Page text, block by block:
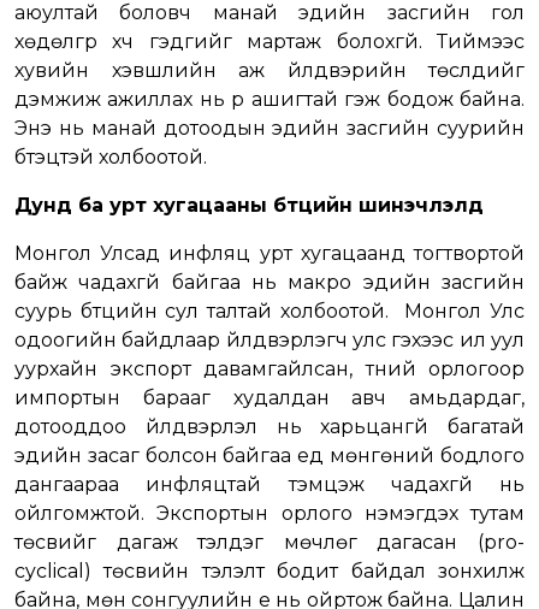
аюултай боловч манай эдийн засгийн гол
хөдөлгүүр хүч гэдгийг мартаж болохгүй. Тиймээс
хувийн хэвшлийн аж үйлдвэрийн төслүүдийг
дэмжиж ажиллах нь үр ашигтай гэж бодож байна.
Энэ нь манай дотоодын эдийн засгийн суурийн
бүтэцтэй холбоотой.
Дунд ба урт хугацааны бүтцийн шинэчлэлүүд
Монгол Улсад инфляц урт хугацаанд тогтвортой
байж чадахгүй байгаа нь макро эдийн засгийн
суурь бүтцийн сул талтай холбоотой. Монгол Улс
одоогийн байдлаар үйлдвэрлэгч улс гэхээс илүү уул
уурхайн экспорт давамгайлсан, түүний орлогоор
импортын барааг худалдан авч амьдардаг,
дотооддоо үйлдвэрлэл нь харьцангүй багатай
эдийн засаг болсон байгаа үед мөнгөний бодлого
дангаараа инфляцтай тэмцэж чадахгүй нь
ойлгомжтой. Экспортын орлого нэмэгдэх тутам
төсвийг дагаж тэлдэг мөчлөг дагасан (pro-
cyclical) төсвийн тэлэлт бодит байдал зонхилж
байна, мөн сонгуулийн үе нь ойртож байна. Цалин